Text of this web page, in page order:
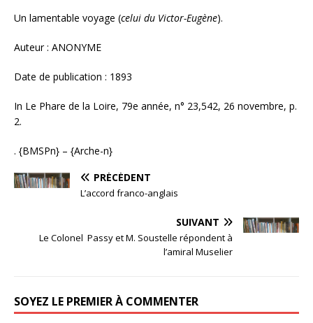
Un lamentable voyage (celui du Victor-Eugène).
Auteur : ANONYME
Date de publication : 1893
In Le Phare de la Loire, 79e année, n° 23,542, 26 novembre, p.
2.
. {BMSPn} – {Arche-n}
PRÉCÉDENT
L’accord franco-anglais
SUIVANT
Le Colonel Passy et M. Soustelle répondent à
l’amiral Muselier
SOYEZ LE PREMIER À COMMENTER